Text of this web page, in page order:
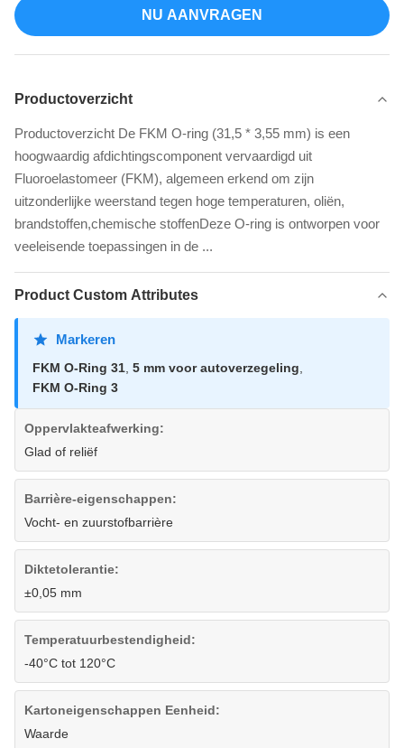
NU AANVRAGEN
Productoverzicht
Productoverzicht De FKM O-ring (31,5 * 3,55 mm) is een
hoogwaardig afdichtingscomponent vervaardigd uit
Fluoroelastomeer (FKM), algemeen erkend om zijn
uitzonderlijke weerstand tegen hoge temperaturen, oliën,
brandstoffen,chemische stoffenDeze O-ring is ontworpen voor
veeleisende toepassingen in de ...
Product Custom Attributes
Markeren
FKM O-Ring 31, 5 mm voor autoverzegeling,
FKM O-Ring 3
Oppervlakteafwerking:
Glad of reliëf
Barrière-eigenschappen:
Vocht- en zuurstofbarrière
Diktetolerantie:
±0,05 mm
Temperatuurbestendigheid:
-40°C tot 120°C
Kartoneigenschappen Eenheid:
Waarde